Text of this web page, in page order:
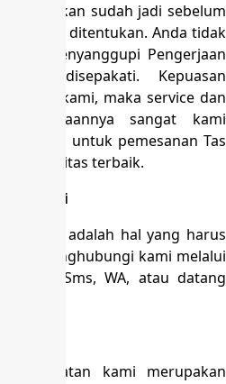
diusahakan sudah jadi sebelum
ini telah ditentukan. Anda tidak
menyanggupi Pengerjaan
telah disepakati. Kepuasan
utama kami, maka service dan
sangat kami
kami untuk pemesanan Tas
kualitas terbaik.
adalah hal yang harus
menghubungi kami melalui
Telpon, Sms, WA, atau datang
buatan kami merupakan